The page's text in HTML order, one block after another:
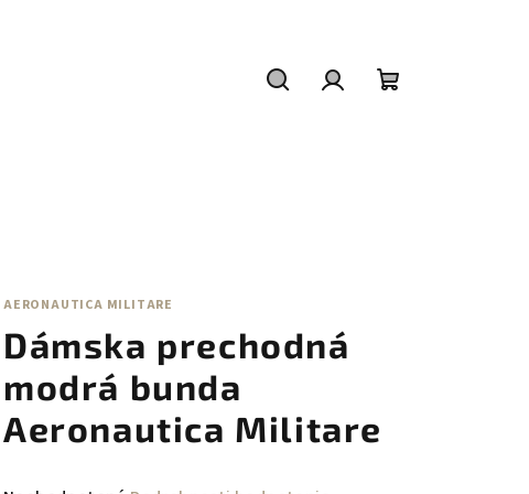
AERONAUTICA MILITARE
Dámska prechodná
modrá bunda
Aeronautica Militare